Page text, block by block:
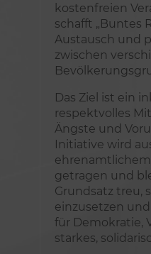
kostenfreien
schafft „Buntes
Austausch und
zwischen
Das Ziel ist ein
respektvolles
Ängste und
Initiative wird
getragen und
Grundsatz treu,
einzusetzen
für Demokratie,
starkes,